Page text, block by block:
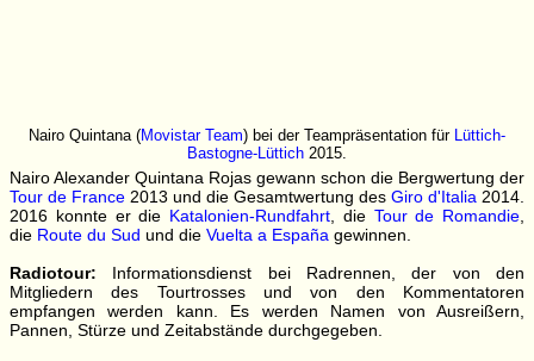
Nairo Quintana (Movistar Team) bei der Teampräsentation für Lüttich-
Bastogne-Lüttich 2015.
Nairo Alexander Quintana Rojas gewann schon die Bergwertung der
Tour de France 2013 und die Gesamtwertung des Giro d'Italia 2014.
2016 konnte er die Katalonien-Rundfahrt , die Tour de Romandie
die Route du Sud und die Vuelta a España gewinnen.
Radiotour: Informationsdienst bei Radrennen, der von den
Mitgliedern des Tourtrosses und von den Kommentatoren
empfangen werden kann. Es werden Namen von Ausreißern,
Pannen, Stürze und Zeitabstände durchgegeben.